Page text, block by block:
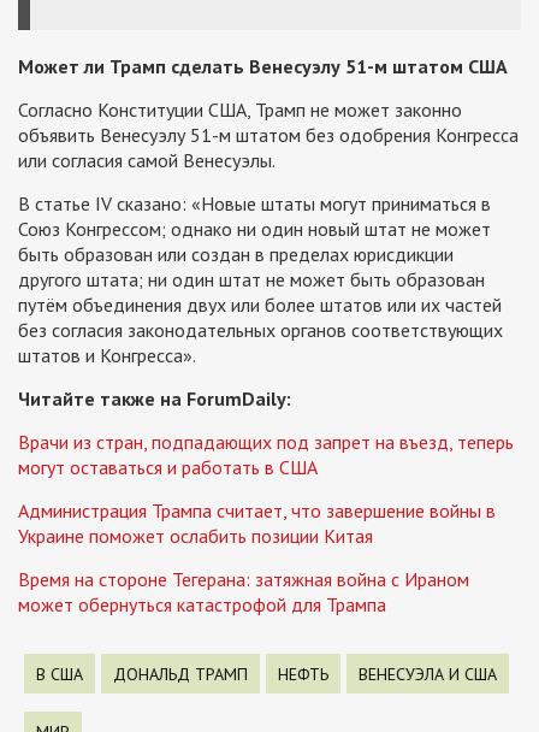
Может ли Трамп сделать Венесуэлу 51-м штатом США
Согласно Конституции США, Трамп не может законно
объявить Венесуэлу 51-м штатом без одобрения Конгресса
или согласия самой Венесуэлы.
В статье IV сказано: «Новые штаты могут приниматься в
Союз Конгрессом; однако ни один новый штат не может
быть образован или создан в пределах юрисдикции
другого штата; ни один штат не может быть образован
путём объединения двух или более штатов или их частей
без согласия законодательных органов соответствующих
штатов и Конгресса».
Читайте также на ForumDaily:
Врачи из стран, подпадающих под запрет на въезд, теперь
могут оставаться и работать в США
Администрация Трампа считает, что завершение войны в
Украине поможет ослабить позиции Китая
Время на стороне Тегерана: затяжная война с Ираном
может обернуться катастрофой для Трампа
В США ДОНАЛЬД ТРАМП НЕФТЬ ВЕНЕСУЭЛА И США